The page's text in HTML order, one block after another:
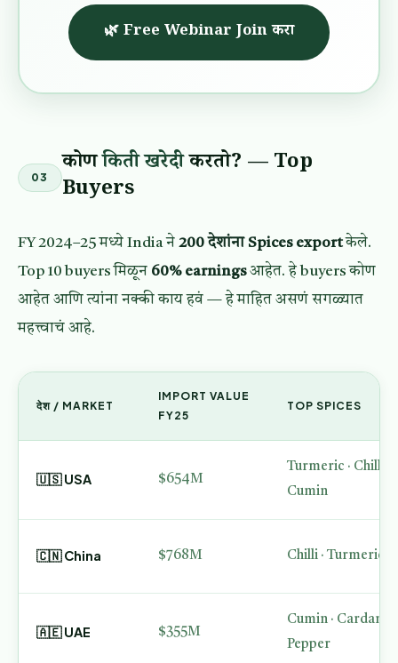
🌿 Free Webinar Join करा
03 कोणकिती खरेदीकरतो? — Top
Buyers
FY 2024–25 मध्ये India ने 200 देशांना Spices exportकेले.
Top 10 buyers मिळून 60% earningsआहेत. हे buyers कोण
आहेत आणि त्यांना नक्की काय हवं — हे माहित असणं सगळ्यात
महत्त्वाचं आहे.
देश / MARKET
IMPORT VALUE
FY25
TOP SPICES
🇺🇸 USA $654M
Turmeric · Chilli ·
Cumin
🇨🇳 China $768M Chilli · Turmeric ·
🇦🇪 UAE $355M
Cumin ·
Pepper